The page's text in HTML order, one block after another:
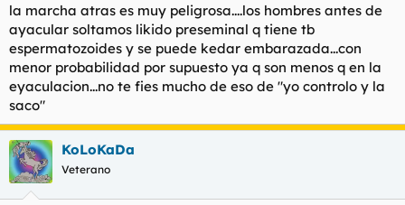
la marcha atras es muy peligrosa....los hombres antes de
ayacular soltamos likido preseminal q tiene tb
espermatozoides y se puede kedar embarazada...con
menor probabilidad por supuesto ya q son menos q en la
eyaculacion...no te fies mucho de eso de "yo controlo y la
saco"
KoLoKaDa
Veterano